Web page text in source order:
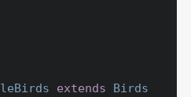
extends
Birds